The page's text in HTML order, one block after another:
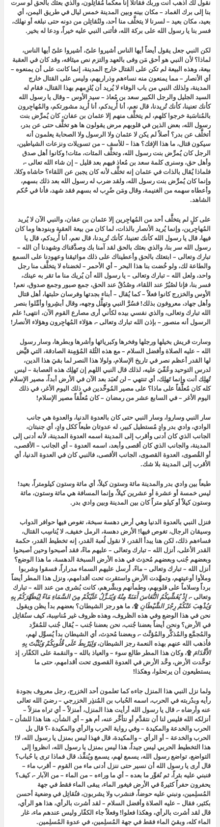
نقول لك اذهب أنت وربك فقاتلا إنا معكما مُقاتِلون، والذي بعثك بالحق لو سرت
بنا إلى برك الغماد – مكان بينه وبين المدينة خمس ليال في طريق اليمن، أي
بعيد، مكان بعيد – لسرنا لا يتخلَّف منا أحد، ولنُقاتِلن من دونه حتى نبلغه أو نهلك،
فسر بنا يا رسول الله على بركة الله، فأثنى النبي عليه خيراً، ودعا له بخير.
لكن النبي جعل يقول أيضاً أيها الناس أشيروا علىّ، أشيروا علىّ أيها الناس،
لماذا؟ لأن النبي هو أحق مَن وفى بالعهد والتزم نص ميثاقه، وقد كان في العقبة
بيعة، وهذه البيعة لم تكن على القتال خارج المدينة، إنما كانت على أن يمنعوه –
أي الأنصار – مما يمنعون منه نساءهم وذراريهم، وليس على القتال خارج
المدينة، ولذلك النبي من باب الوفاء لا يُريد أن يُلزِمهم بهذا القتال، فقام له
السيد الجليل والرجل الكبير سعد بن مُعاذ – سيد الأوس – وقال يا رسول الله
كأنك تعنينا، كأنك تُريدنا، قال نعم، أنا أُريدكم، أنا أُريد مشورتكم، والمُهاجِرون
بالمُناسَبة خرجوا كلهم، لم يتخلَّف منهم إلا عثمان بن عفان، كان يُمرِّض بنت
رسول الله، بعض الذين في قلوبهم مرض يقولون ها هو تخلَّف حتى عن بدر،
أتخلَّف عن بدر؟ أصلاً لم يكن لا عثمان ولا الرسول ولا الصحابة يعلمون أنه
سيكون قتال، ما هذا الإفك؟ هذا – للأسف – من تسويلات ونزعات الشياطين،
الرجل كان يُمرِّض بنت رسول الله، وتخلَّف المئات، مئات! وكانوا أهل صدق
وأهل حق، وسنرى كلمة سعد بن مُعاذ فيهم بعد قليل – إن شاء الله تعالى -،
فلماذا يُقال بالذات في عثمان إنه تخلَّف لأنه كان يجبن عن اللقاء؟ حاشاه وكلا،
وإنما كان يُمرِّض بنت رسول الله، ولقد ضرب له رسول الله بعد ذلك بسهم،
وأعطاه سهمه من الغنيمة، وقال ومَن ضُرِب له بسهم فقد شهد، فأنا في حٌكم
الشاهد.
على كلٍ لم يتخلَّف أحد من المُهاجِرين إلا عثمان بن عفان، والنبي الآن لا يُريد
المُهاجِرين، وإنما يُريد الأنصار بالذات، لما كان من بيعة العقبة وبنودها وما كان
فيها، قال يا رسول الله كأنك تعنينا، كأنك تُريدنا، قال نعم، أنا أُريدكم، قال يا
رسول الله سر بنا، والذي بعثك بالحق لقد آمنا بك وصدَّقناك وشهدنا أن الله –
تبارك وتعالى – ابتعثك بالحق وأعطيناك على ذلك مواثيقنا وعهودنا على السمع
والطاعة لك، ولو خُضت بنا هذا البحر – أي الأحمر – لخضناه لا يتخلَّف منا رجل
واحد، ولعل الله – تبارك وتعالى – يا رسول الله أن يُريك منا ما تقر به عينك،
فسر بنا، فإنا لصُبُرٌ عند اللقاء، وصُدُقٌ عند الحق، جمع صبور وجمع صدوق، نعم!
الأوس والخزرج كانوا فعلاً – كما يُقال –أبناء بجدتها وفرسان حلبتها، أهل قتال
وأهل جهاد، معروفون بذلك! فسُرَّ النبي وتهلَّل وجهه، وقال أبشِروا وأمِّلوا بنصر
الله تبارك وتعالى، والذي نفسي بيده لكأني أرى مصارع القوم الآن، انتهى! علم
الرسول أنه منصور – بإذن الله تبارك وتعالى -، هؤلاء المُهاجِرون وهؤلاء الأنصار!
وسارت قريش بخيلها ورجلها وفخرها وكبريائها وأشرها وبطرها، وسار رسول
الله – عليه الصلاة وأفضل السلام – مع هذه الثُلة المُؤمِنة الصادقة، التي قيَّض
لها القدر أعظم نصر في تاريخ الإسلام، ولولا هذا النصر لما بقيَ هذا الدين،
لدرس التوحيد وعُفّيَ عليه، لذلك قال النبي اللهم إن تَهلِك هذه العصابة – ليس
تُهلِك أنت وإنما تَهلِك، أي تنتهي – لن تُعبَد بعد الآن في الأرض أبداً، مصير الإسلام
كله كان مُعلَّقاً على ماذا؟ على مصير المُوحِّدين في ذلك اليوم الأغر، في ذلك
اليوم الأغر – في السابع عشر من رمضان – كان مُعلَّقاً مصير الإسلام!
سار النبي وساروا، وسار النبي حتى كان بالعدوة الدنيا، والعدوة هي جانب
الوادي، وادي بدر وادٍ مُستطيل كبير، له عدوتان طبعاً ككل وادٍ، أي جنبتان،
الجانب الذي كان أدنى وأقرب إلى المدينة اسمه العدوة المدينة، لأنه أدنى إلى
المدينة، والجانب الذي كان أقصى وأبعد، اسمه العدوة – أي الجانب – الأقصى،
أو القُصوى، العدوة القصوى، الجانب الأقصى، فالنبي كان في العدوة الدنيا، أي
الأقرب إلى المدينة بلا شك.
طبعاً بين وادي بدر والمدينة مائة وستون كيلاً، أي مائة وستون كيلومتراً، بعيد!
ليس خمسة أو عشرة أو عشرين كيلاً، وإنما المسافة هي مائة وستون، مائة
وستون كيلاً أو كيلو متراً كان بين المدينة وبين وادي بدر.
فنزل النبي بالعدوة الدنيا وهي أرض دهسة سبخة، تغوص فيها حوافر الدواب
وسيقان الرجال، تغوص فيها! الأرض دهسة، الرمل خفيف، لا يُناسِب القتال،
فساءهم ذلك، لكن هنا يبدأ القدر، لا نقول لُعبة القدر، إنه تخطيط القدر، حكمة
القدر الأعلى، أنزل الله – تبارك وتعالى – عليهم ماءً، فقد أصبحوا وحين أصبحوا
وبعضهم جُنب وبعضهم مُحدِث في هذه الأرض السبخة الدهسة، ما هذا الوضع؟
أنزل الله – تبارك وتعالى – ماءً، أرسل عليهم السماء مدراراً، فسقوا وشربوا
وملأوا أوعيتهم، وتمهَّدت الأرض واستقرت تحت أقدامهم، ونزل هذا المطر أيضاً
برداً وسلاماً على قلوبهم، وطمأنهم وبشَّرهم، كانت بُشرى من عند الله – تبارك
وتعالى -، إِذْ يُغَشِّيكُمُ النُّعَاسَ أَمَنَةً مِنْهُ وَيُنَـزِّلُ عَلَيْكُمْ مِنَ السَّمَاءِ مَاءً لِيُطَهِّرَكُمْ بِهِ
وَيُذْهِبَ عَنْكُمْ رِجْزَ الشَّيْطَانِ ۩، ما هو رجز الشيطان؟ بعضهم بدأ يظن ويقول
نحن في هذا الوضع وفي هذه الظروف، وهذه ظروف غير مُناسِبة، كيف سنُقاتِل
في الأرض؟ ونحن أيضاً بعضنا جُنب، نحن بعضنا جُنب – يُقال جُنب للمُفرَّد
والمُجمَّع والمُذكَّر والمُؤنَّث -، وبعضنا مُحدِث، أي الشيطان بدأ يُسوِّل لهم،
فأذهب الله عنهم بهذه النعمة رجز الشيطان،وَلِيَرْبِطَ عَلَى قُلُوبِكُمْ وَيُثَبِّتَ بِهِ
الأَقْدَامَ ۩، وكان هذا المطر طالع سوء – والعياذ بالله – والنقمة على الكفّار، إذ
توحَّدت الأرض، وحَّد الأرض في العدوة القصوى تحت أقدامهم، حتى ما
يستطيعون أن يرتحلوا، وهكذا!
ولما نزل النبي هذا المنزل جاءه كما تعلمون أحد الخزرج، رجل معروف بجودة
رأيه وبدُربته في الحرب، اسمه الحُباب بن المُنذِر الخزرجي – رضيَ الله تعالى
عنه وأرضاه -، قال يا رسول الله أرأيت هذا المنزل، أمنزلاً – أي تراه منزلاً –
أنزلكه الله فليس لنا أن نتقدَّم أو نتأخَّر عنه، أم هو – أي الشأن، هنا هذا للشأن –
الحرب والخدعة والمكيدة – وفي رواية الحرب والرأي والمكيدة -؟ قال بل
الحرب والخدعة – أو الرأي – والمكيدة، قال فهذا ليس بمنزل يا رسول الله، لا!
هذا التخطيط الحربي ليس جيداً، هذا ليس بمنزل يا رسول الله، انظروا إلى
التواضع، تواضع رسول الله، يسمع لهم، يسمع ويُنفِّذ، قال فماذا ترى يا حُباب؟
قال أرى يا رسول الله أن نسير حتى ننزل أدنى ماء من القوم – أقرب ماء –
فنبني عليه بئراً، ثم نُغوِّر ما بعده – أي ما وراءه – من الماء – من الآبار -، كيف؟
يحفرون حفراً كثيرةً في الأرض فيغور الماء، يبقى الماء فقط في جهة
المُسلِمين، ونبني عليه حوضاً، فنشرب ولا يشربون، فنُقاتِل في وضعية أحسن
بكثير، فقال – عليه الصلاة وأفضل السلام – لقد أشرت بالرأي، هذا هو الرأي،
قال لقد أشرت بالرأي، وهكذا فعلوا! وفعلاً جاء الكفّار وليس عندهم ماء، غار
الماء كله، وبقيَ الماء فقط في جهة المُسلِمين، في عدوة المُسلِمين.